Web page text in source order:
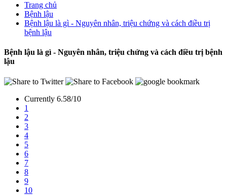
Trang chủ
Bệnh lậu
Bệnh lậu là gì - Nguyên nhân, triệu chứng và cách điều trị
bệnh lậu
Bệnh lậu là gì - Nguyên nhân, triệu chứng và cách điều trị bệnh
lậu
Currently 6.58/10
1
2
3
4
5
6
7
8
9
10